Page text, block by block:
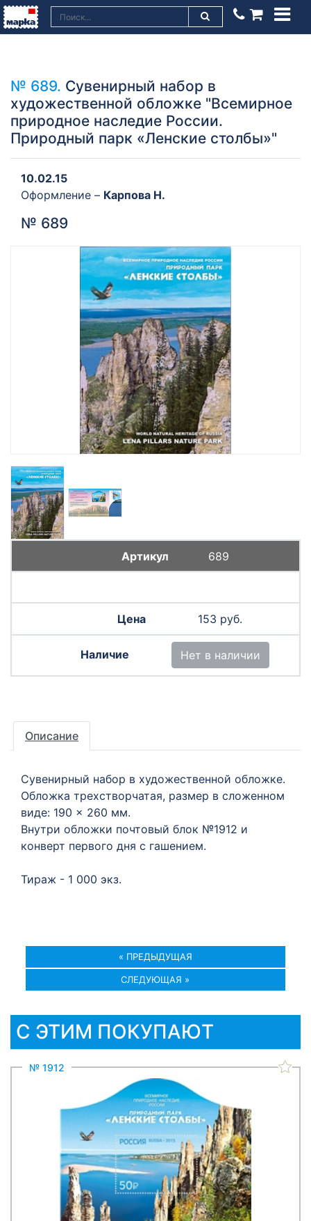
№ 689. Сувенирный набор в
художественной обложке "Всемирное
природное наследие России.
Природный парк «Ленские столбы»"
10.02.15
Оформление – Карпова Н.
№ 689
689
153 руб.
Нет в наличии
Описание
Сувенирный набор в художественной обложке.
Обложка трехстворчатая, размер в сложенном
виде: 190 × 260 мм.
Внутри обложки почтовый блок №1912 и
конверт первого дня с гашением.
Тираж - 1 000 экз.
« ПРЕДЫДУЩАЯ
СЛЕДУЮЩАЯ »
С ЭТИМ ПОКУПАЮТ
№ 1912